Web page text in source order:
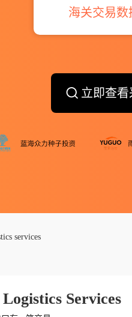
海关交易数
立即查
services
Services